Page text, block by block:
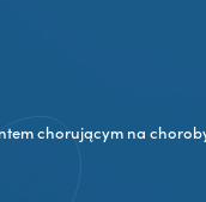
chorującym na